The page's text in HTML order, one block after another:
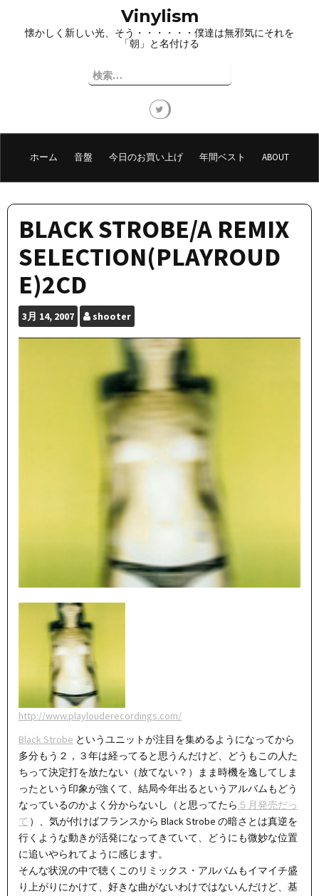
プ
Vinylism
懐かしく新しい光、そう・・・・・・僕達は無邪気にそれを
「朝」と名付ける
検
索:
ホーム 音盤 今日のお買い上げ 年間ベスト ABOUT
BLACK STROBE/A REMIX
SELECTION(PLAYROUD
E)2CD
3月 14, 2007 shooter
http://www.playlouderecordings.com/
Black Strobe というユニットが注目を集めるようになってから
多分もう２，３年は経ってると思うんだけど、どうもこの人た
ちって決定打を放たない（放てない？）まま時機を逸してしま
ったという印象が強くて、結局今年出るというアルバムもどう
なっているのかよく分からないし（と思ってたら ５月発売だっ
て ）、気が付けばフランスから Black Strobe の暗さとは真逆を
行くような動きが活発になってきていて、どうにも微妙な位置
に追いやられてように感じます。
そんな状況の中で聴くこのリミックス・アルバムもイマイチ盛
り上がりにかけて、好きな曲がないわけではないんだけど、基